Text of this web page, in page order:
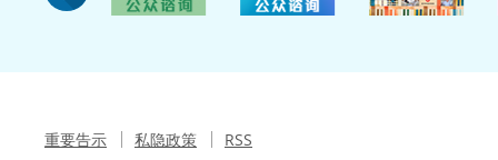
重要告示 私隐政策 RSS